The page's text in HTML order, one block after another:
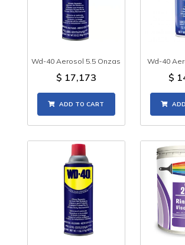
Wd-40 Aerosol 5.5 Onzas
$ 17,173
ADD TO CART
Wd-40
$